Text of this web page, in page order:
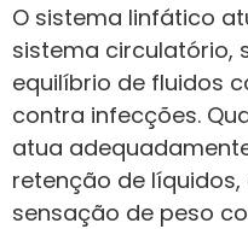
O sistema linfático
sistema circulatório,
equilíbrio de fluidos
contra infecções.
atua
retenção de
sensação de peso